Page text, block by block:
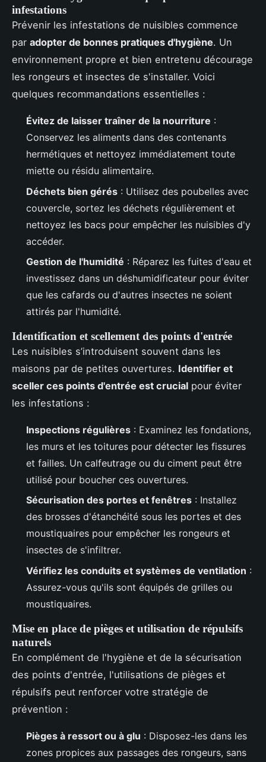
infestations
Prévenir les infestations de nuisibles commence
par adopter de bonnes pratiques d'hygiène. Un
environnement propre et bien entretenu décourage
les rongeurs et insectes de s'installer. Voici
quelques recommandations essentielles :
Évitez de laisser traîner de la nourriture :
Conservez les aliments dans des contenants
hermétiques et nettoyez immédiatement toute
miette ou résidu alimentaire.
Déchets bien gérés : Utilisez des poubelles avec
couvercle, sortez les déchets régulièrement et
nettoyez les bacs pour empêcher les nuisibles d'y
accéder.
Gestion de l'humidité : Réparez les fuites d'eau et
investissez dans un déshumidificateur pour éviter
que les cafards ou d'autres insectes ne soient
attirés par l'humidité.
Identification et scellement des points d'entrée
Les nuisibles s’introduisent souvent dans les
maisons par de petites ouvertures. Identifier et
sceller ces points d'entrée est crucial pour éviter
les infestations :
Inspections régulières : Examinez les fondations,
les murs et les toitures pour détecter les fissures
et failles. Un calfeutrage ou du ciment peut être
utilisé pour boucher ces ouvertures.
Sécurisation des portes et fenêtres : Installez
des brosses d'étanchéité sous les portes et des
moustiquaires pour empêcher les rongeurs et
insectes de s'infiltrer.
Vérifiez les conduits et systèmes de ventilation :
Assurez-vous qu'ils sont équipés de grilles ou
moustiquaires.
Mise en place de pièges et utilisation de répulsifs
naturels
En complément de l'hygiène et de la sécurisation
des points d'entrée, l'utilisations de pièges et
répulsifs peut renforcer votre stratégie de
prévention :
Pièges à ressort ou à glu : Disposez-les dans les
zones propices aux passages des rongeurs, sans